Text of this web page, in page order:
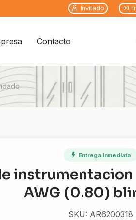
Invitado
Contacto
Entrega Inmediata
instrumentacion
AWG (0.80)
SKU: AR6200318